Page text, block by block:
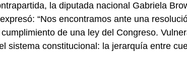
la diputada nacional Gabriela
“Nos encontramos ante una
de una ley del Congreso.
sistema constitucional: la jerarquía entre